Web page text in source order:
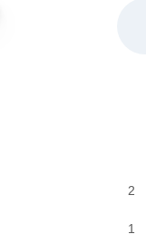
2
1